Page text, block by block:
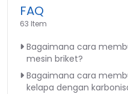
FAQ
63 Item
Bagaimana cara
mesin briket?
Bagaimana cara
kelapa dengan